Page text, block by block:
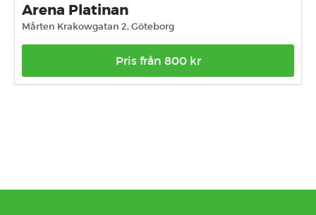
Arena Platinan
Mårten Krakowgatan 2, Göteborg
Pris från 800 kr